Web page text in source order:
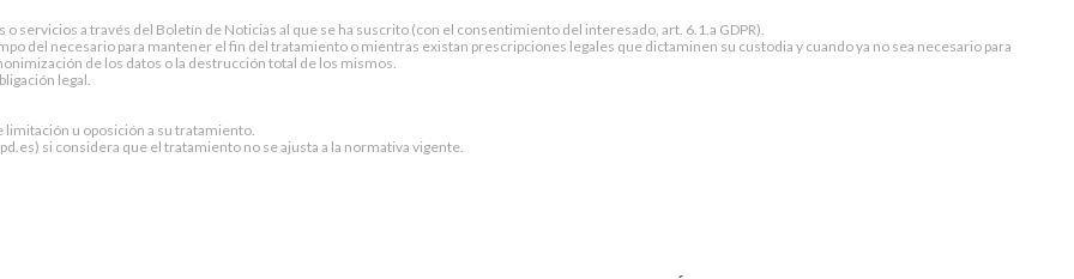
servicios a través del Boletín de Noticias al que se ha suscrito (con el consentimiento del interesado, art. 6.1.a GDPR).
del necesario para mantener el fin del tratamiento o mientras existan prescripciones legales que dictaminen su custodia y cuando ya no sea necesario para
de los datos o la destrucción total de los mismos.
legal.
u oposición a su tratamiento.
si considera que el tratamiento no se ajusta a la normativa vigente.